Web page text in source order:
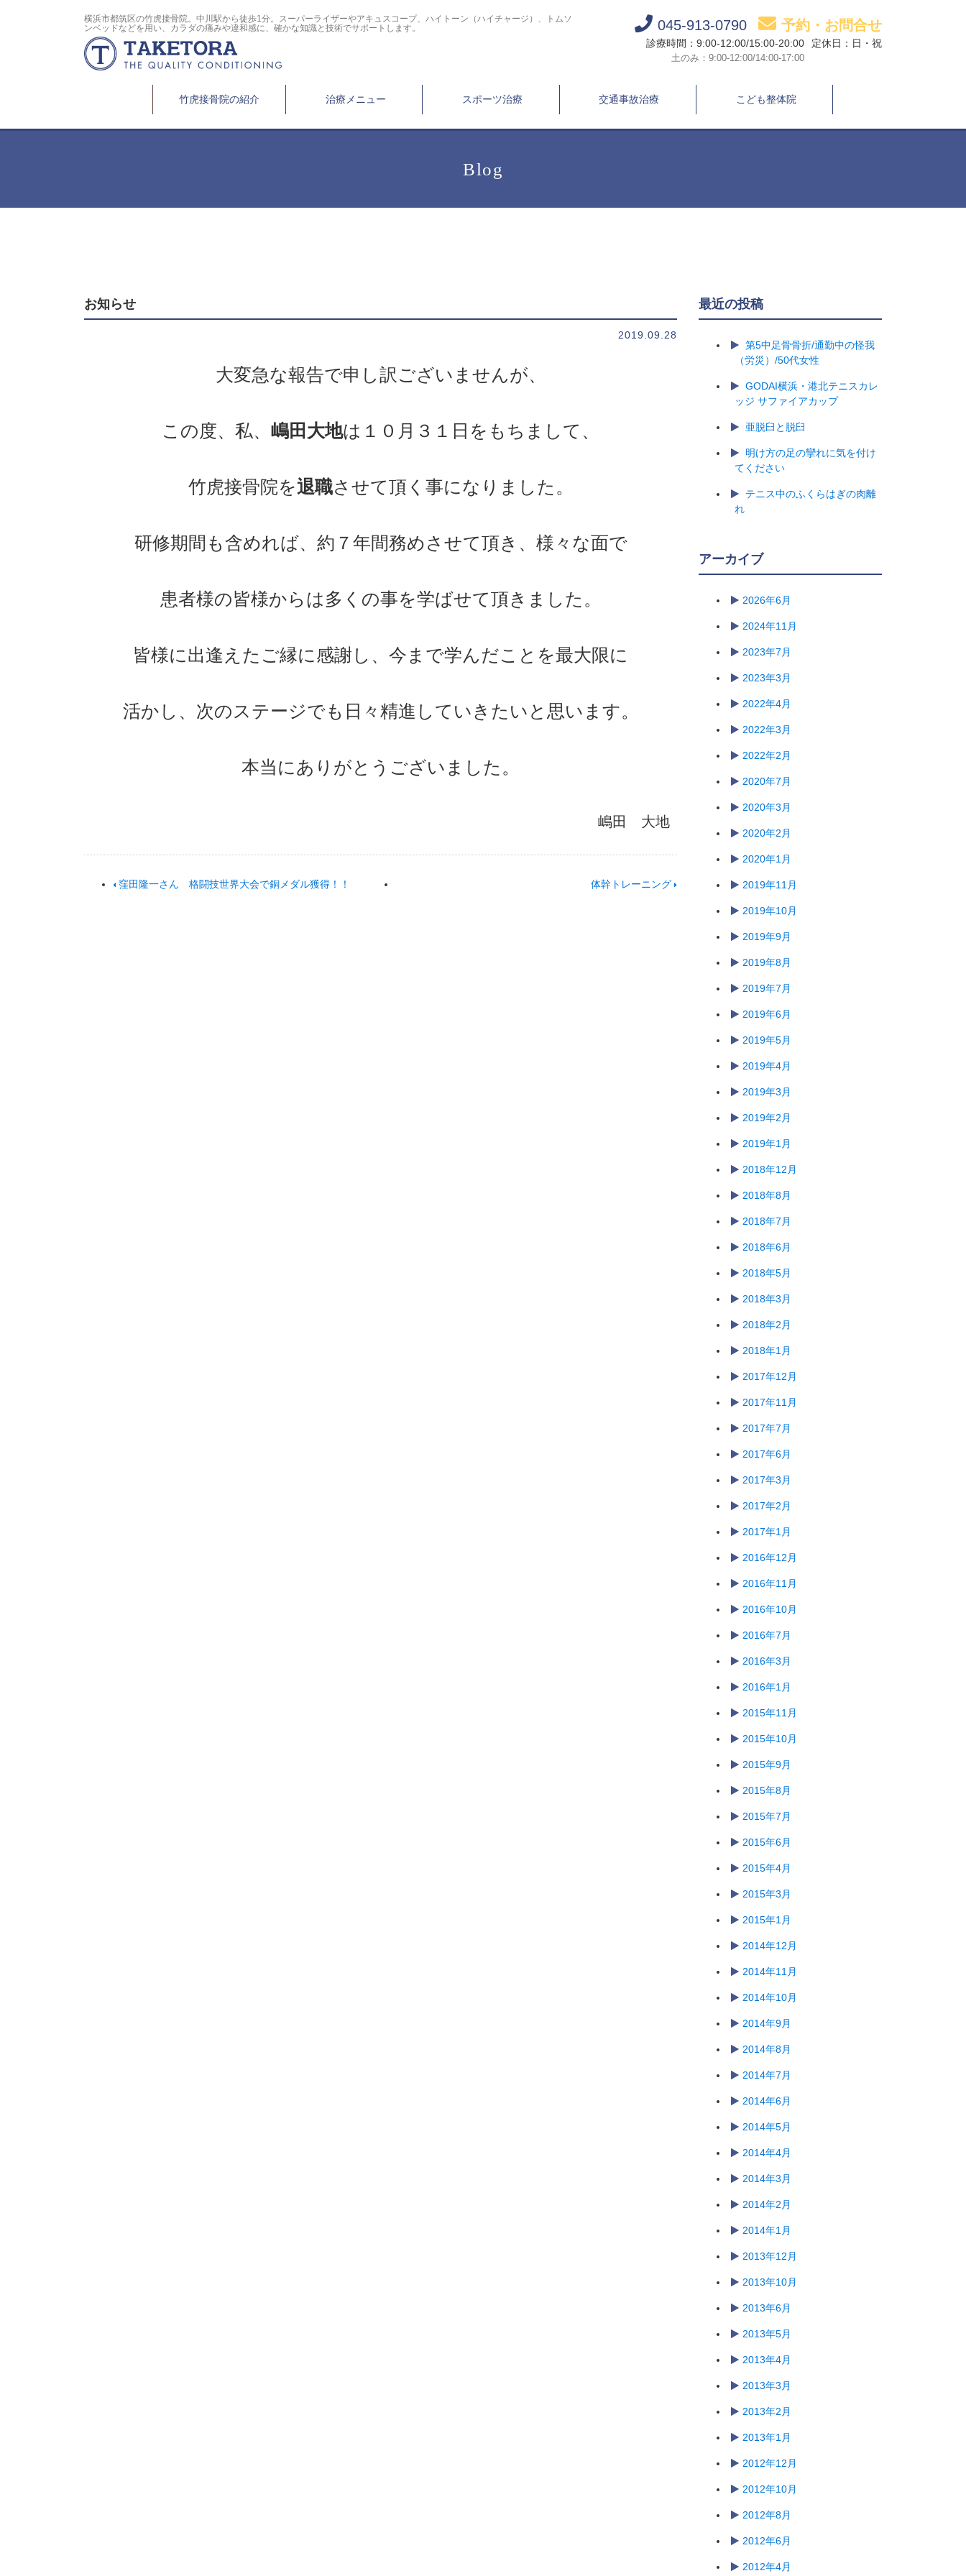
横浜市都筑区の竹虎接骨院。中川駅から徒歩1分。スーパーライザーやアキュスコープ、ハイトーン（ハイチャージ）、トムソ
ンベッドなどを用い、カラダの痛みや違和感に、確かな知識と技術でサポートします。
045-913-0790 予約・お問合せ
診療時間：9:00-12:00/15:00-20:00
土のみ：9:00-12:00/14:00-17:00
定休日：日・祝
竹虎接骨院の紹介 治療メニュー スポーツ治療 交通事故治療 こども整体院
Blog
お知らせ
2019.09.28
大変急な報告で申し訳ございませんが、
この度、私、 嶋田大地は１０月３１日をもちまして、
竹虎接骨院を退職させて頂く事になりました。
研修期間も含めれば、約７年間務めさせて頂き、様々な面で
患者様の皆様からは多くの事を学ばせて頂きました。
皆様に出逢えたご縁に感謝し、今まで学んだことを最大限に
活かし、次のステージでも日々精進していきたいと思います。
本当にありがとうございました。
嶋田 大地
窪田隆一さん 格闘技世界大会で銅メダル獲得！！ 体幹トレーニング
最近の投稿
第5中足骨骨折/通勤中の怪我
（労災）/50代女性
GODAI横浜・港北テニスカレ
ッジ サファイアカップ
亜脱臼と脱臼
明け方の足の攣れに気を付け
てください
テニス中のふくらはぎの肉離
れ
アーカイブ
2026年6月
2024年11月
2023年7月
2023年3月
2022年4月
2022年3月
2022年2月
2020年7月
2020年3月
2020年2月
2020年1月
2019年11月
2019年10月
2019年9月
2019年8月
2019年7月
2019年6月
2019年5月
2019年4月
2019年3月
2019年2月
2019年1月
2018年12月
2018年8月
2018年7月
2018年6月
2018年5月
2018年3月
2018年2月
2018年1月
2017年12月
2017年11月
2017年7月
2017年6月
2017年3月
2017年2月
2017年1月
2016年12月
2016年11月
2016年10月
2016年7月
2016年3月
2016年1月
2015年11月
2015年10月
2015年9月
2015年8月
2015年7月
2015年6月
2015年4月
2015年3月
2015年1月
2014年12月
2014年11月
2014年10月
2014年9月
2014年8月
2014年7月
2014年6月
2014年5月
2014年4月
2014年3月
2014年2月
2014年1月
2013年12月
2013年10月
2013年6月
2013年5月
2013年4月
2013年3月
2013年2月
2013年1月
2012年12月
2012年10月
2012年8月
2012年6月
2012年4月